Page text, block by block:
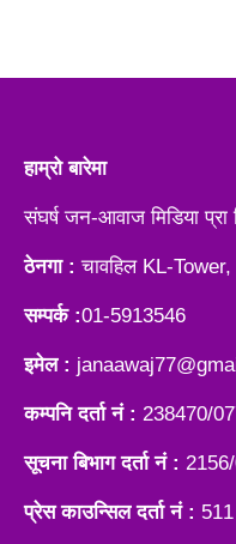
हाम्रो बारेमा
संघर्ष जन-आवाज मिडिया प्रा
ठेनगा : चावहिल KL-
सम्पर्क :01-5913546
इमेल :
कम्पनि दर्ता नं : 238470/
सूचना बिभाग दर्ता नं :
प्रेस काउन्सिल दर्ता नं : 511